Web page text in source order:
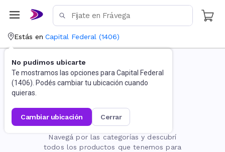
Estás en Capital Federal (1406)
No pudimos ubicarte
Te mostramos las opciones para Capital Federal
(1406). Podés cambiar tu ubicación cuando
quieras.
cambiar ubicación cerrar
La página no existe
Navegá por las categorías y descubrí
todos los productos que tenemos para